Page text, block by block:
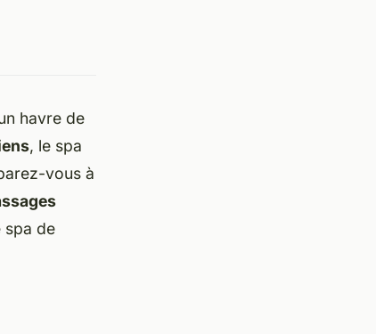
havre de
, le spa
vous à
spa de